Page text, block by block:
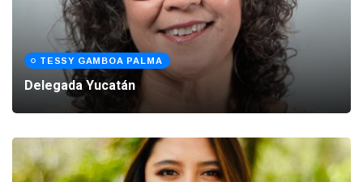
TESSY GAMBOA PALMA
Delegada Yucatán